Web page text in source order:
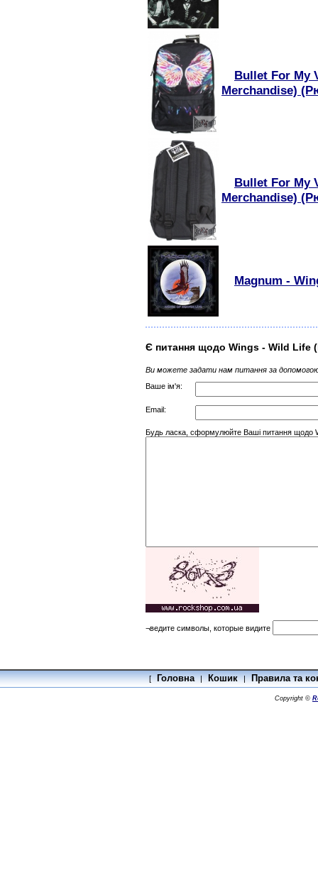
Bullet For My
Merchandise)
Bullet For My
Merchandise)
Magnum -
Є питання щодо Wings - Wild Life
Ви можете задати нам питання за
Ваше ім'я:
Email:
Будь ласка, сформулюйте Ваші питання щодо
¬ведите символы, которые видите
[ Головна | Кошик | Правила та
Copyright ©